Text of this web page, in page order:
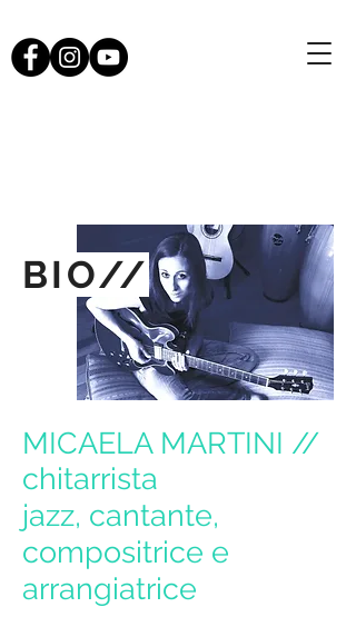
BIO//
MICAELA MARTINI //
chitarrista
jazz, cantante,
compositrice e
arrangiatrice